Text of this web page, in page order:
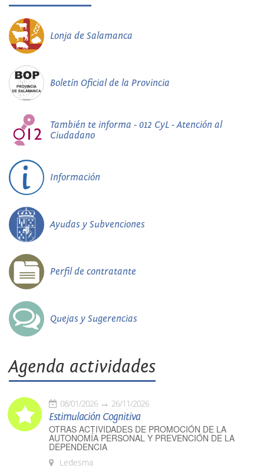
Lonja de Salamanca
Boletín Oficial de la Provincia
También te informa - 012 CyL - Atención al
Ciudadano
Información
Ayudas y Subvenciones
Perfil de contratante
Quejas y Sugerencias
Agenda actividades
08/01/2026 26/11/2026
Estimulación Cognitiva
OTRAS ACTIVIDADES DE PROMOCIÓN DE LA
AUTONOMÍA PERSONAL Y PREVENCIÓN DE LA
DEPENDENCIA
Ledesma